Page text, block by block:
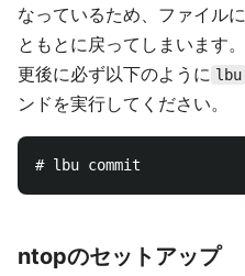
なっているため、ファイル
ともとに戻ってしまいます
更後に必ず以下のように lbu
ンドを実行してください。
ntopのセットアップ